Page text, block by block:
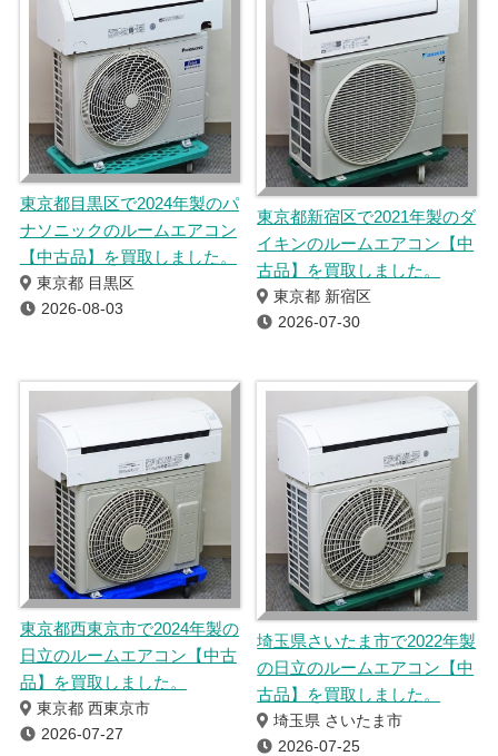
東京都目黒区で2024年製のパ
ナソニックのルームエアコン
【中古品】を買取しました。
東京都 目黒区
2026-08-03
東京都新宿区で2021年製のダ
イキンのルームエアコン【中
古品】を買取しました。
東京都 新宿区
2026-07-30
東京都西東京市で2024年製の
日立のルームエアコン【中古
品】を買取しました。
東京都 西東京市
2026-07-27
埼玉県さいたま市で2022年製
の日立のルームエアコン【中
古品】を買取しました。
埼玉県 さいたま市
2026-07-25